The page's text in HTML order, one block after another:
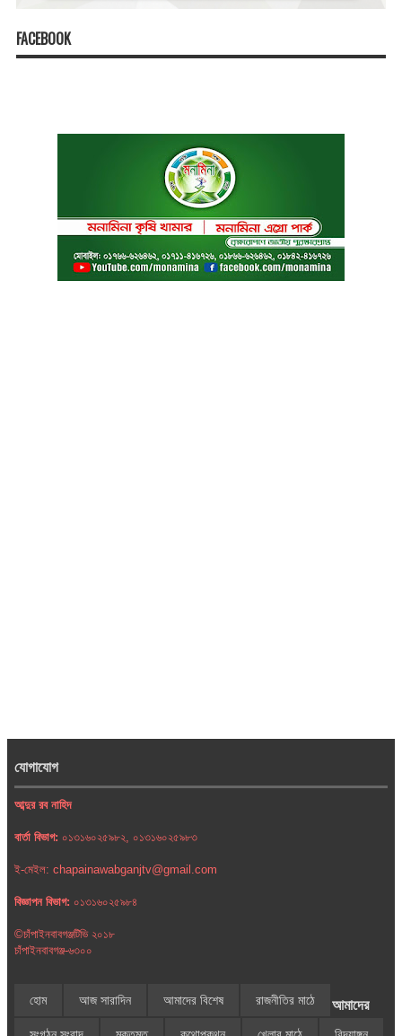
FACEBOOK
যোগাযোগ
আব্দুর রব নাহিদ
বার্তা বিভাগ: ০১৩১৬০২৫৯৮২, ০১৩১৬০২৫৯৮৩
ই-মেইল: chapainawabganjtv@gmail.com
বিজ্ঞাপন বিভাগ: ০১৩১৬০২৫৯৮৪
©চাঁপাইনবাবগঞ্জটিভি ২০১৮
চাঁপাইনবাবগঞ্জ-৬৩০০
হোম আজ সারাদিন আমাদের বিশেষ রাজনীতির মাঠে আমাদের